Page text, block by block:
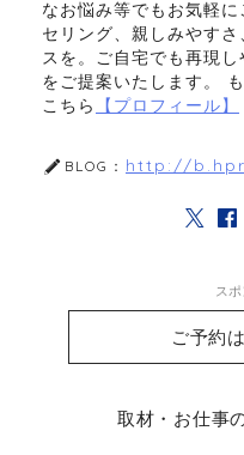
なお悩み等でもお気軽
セリング、親しみやす
スを。ご自宅でも再現
をご提案いたします。
こちら
【プロフィール】
BLOG： http://
ス
ご予約
取材・お仕事